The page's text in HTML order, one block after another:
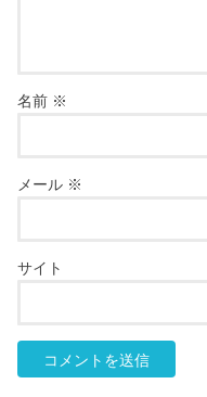
名前 ※
メール ※
サイト